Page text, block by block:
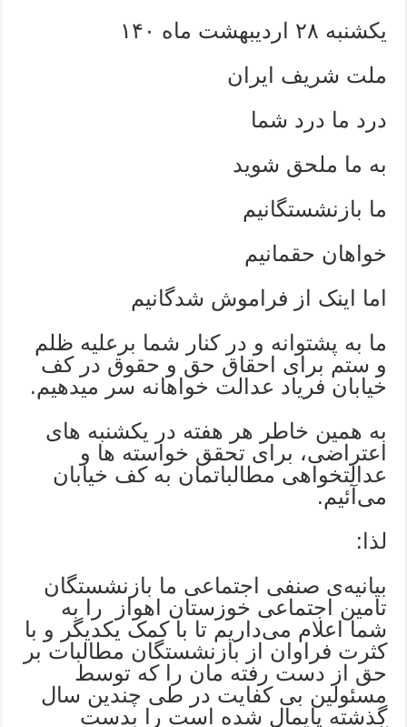
یکشنبه ۲۸ اردیبهشت ماه ۱۴۰
ملت شریف ایران
درد ما درد شما
به ما ملحق شوید
ما بازنشستگانیم
خواهان حقمانیم
اما اینک از فراموش شدگانیم
ما به پشتوانه و در کنار شما برعلیه ظلم
و ستم برای احقاق حق و حقوق در کف
خیابان فریاد عدالت خواهانه سر میدهیم.
به همین خاطر هر هفته در یکشنبه های
اعتراضی، برای تحقق خواسته ها و
عدالتخواهی مطالباتمان به کف خیابان
می‌آئیم.
لذا:
بیانیه‌ی صنفی اجتماعی ما بازنشستگان
تامین اجتماعی خوزستان اهواز را به
شما اعلام می‌داریم تا با کمک یکدیگر و با
کثرت فراوان از بازنشستگان مطالبات بر
حق از دست رفته مان را که توسط
مسئولین بی کفایت در طی چندین سال
گذشته پایمال شده است را بدست